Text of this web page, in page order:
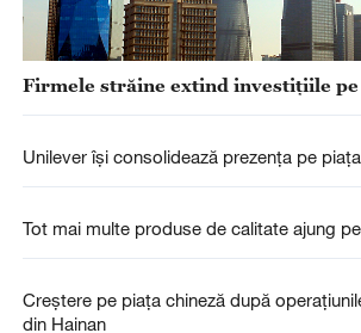
Firmele străine extind investițiile pe
Unilever își consolidează prezența pe
Tot mai multe produse de calitate ajung
Creștere pe piața chineză după
din Hainan